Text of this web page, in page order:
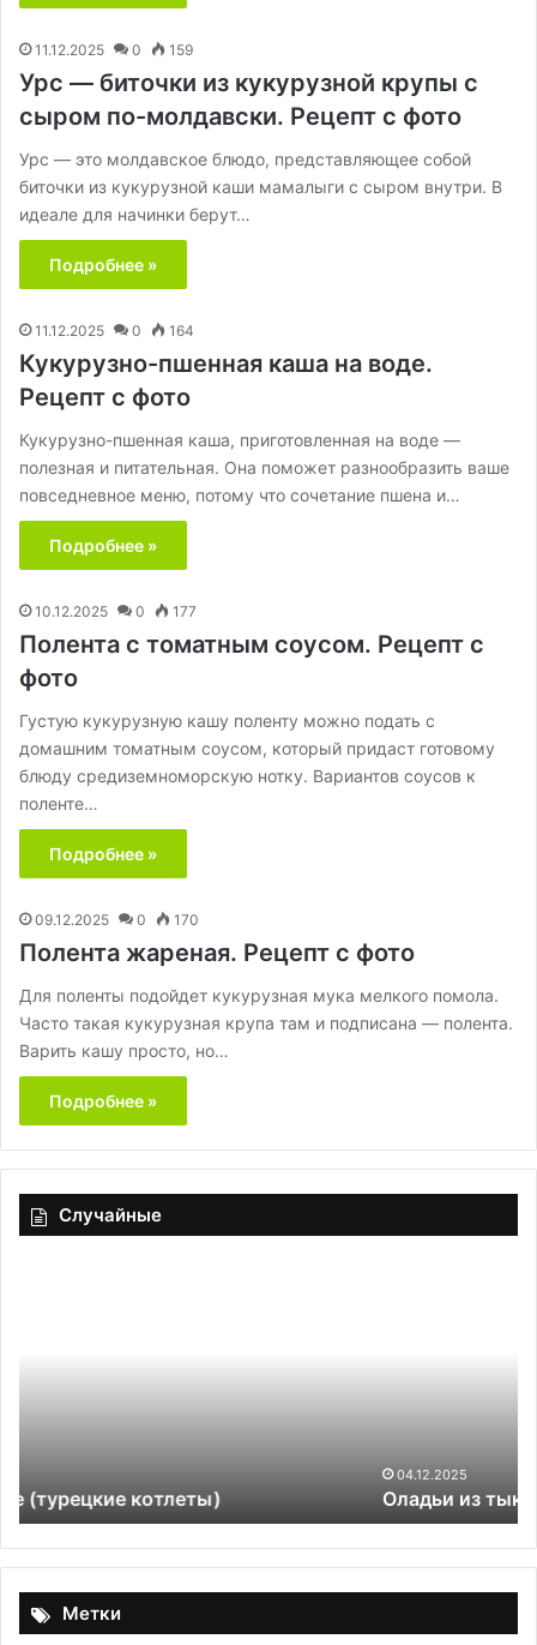
11.12.2025 0 159
Урс — биточки из кукурузной крупы с
сыром по-молдавски. Рецепт с фото
Урс — это молдавское блюдо, представляющее собой
биточки из кукурузной каши мамалыги с сыром внутри. В
идеале для начинки берут…
Подробнее »
11.12.2025 0 164
Кукурузно-пшенная каша на воде.
Рецепт с фото
Кукурузно-пшенная каша, приготовленная на воде —
полезная и питательная. Она поможет разнообразить ваше
повседневное меню, потому что сочетание пшена и…
Подробнее »
10.12.2025 0 177
Полента с томатным соусом. Рецепт с
фото
Густую кукурузную кашу поленту можно подать с
домашним томатным соусом, который придаст готовому
блюду средиземноморскую нотку. Вариантов соусов к
поленте…
Подробнее »
09.12.2025 0 170
Полента жареная. Рецепт с фото
Для поленты подойдет кукурузная мука мелкого помола.
Часто такая кукурузная крупа там и подписана — полента.
Варить кашу просто, но…
Подробнее »
Случайные
Оладьи из тыквы
Метки